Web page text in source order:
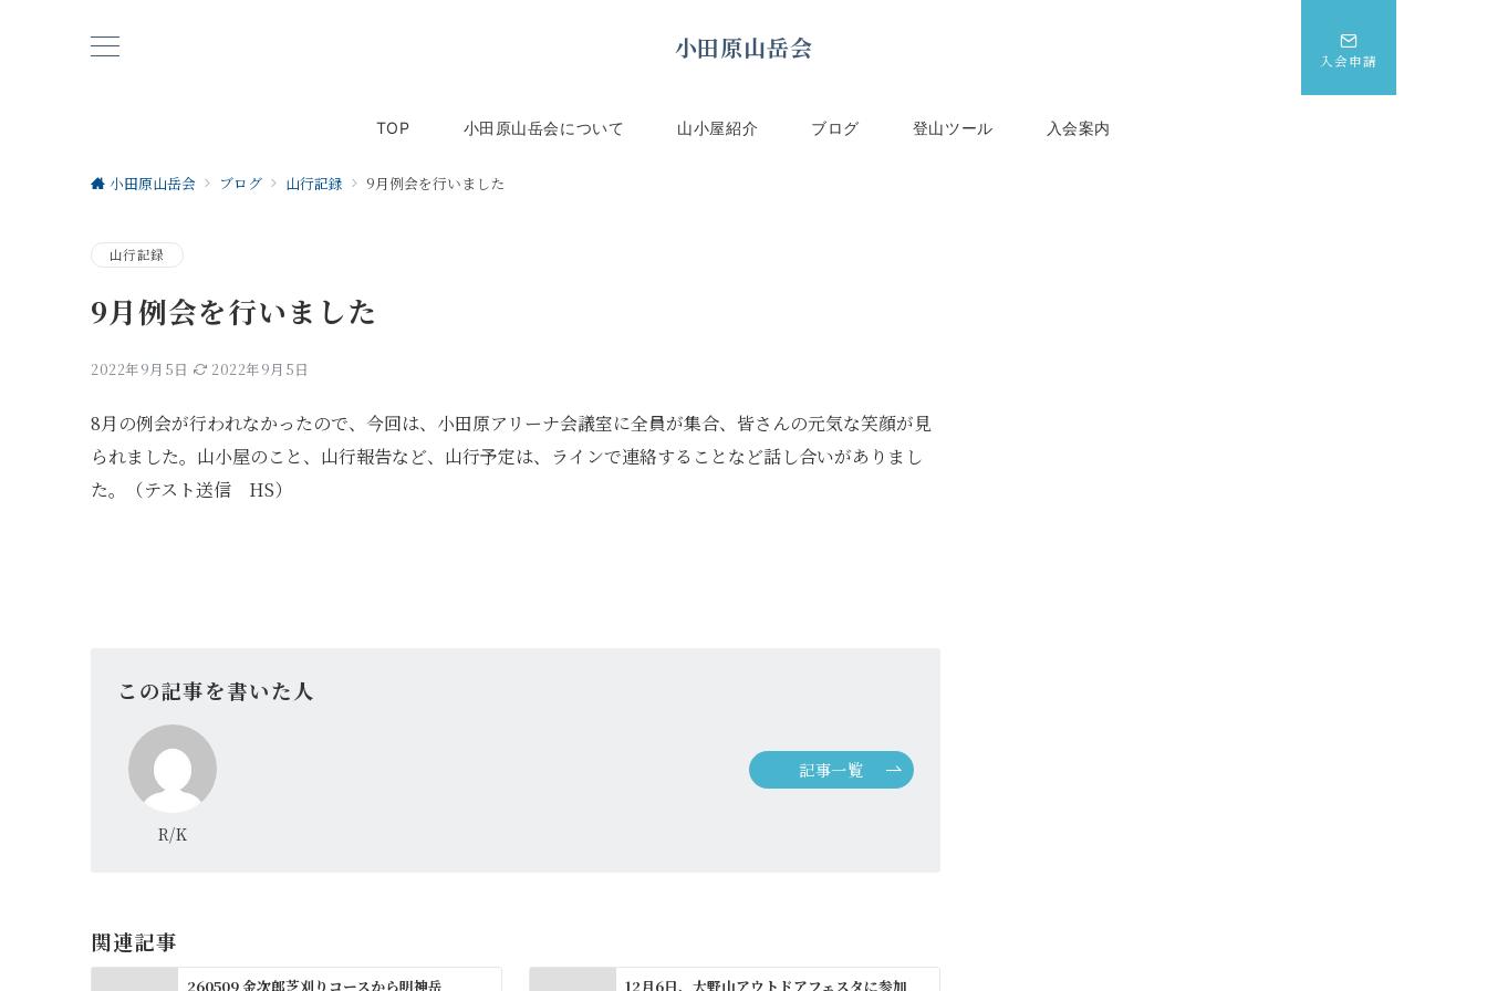
小田原山岳会 入会申請
TOP 小田原山岳会について 山小屋紹介 ブログ 登山ツール 入会案内
小田原山岳会 ブログ 山行記録 9月例会を行いました
山行記録
9月例会を行いました
2022年9月5日 2022年9月5日
8月の例会が行われなかったので、今回は、小田原アリーナ会議室に全員が集合、皆さんの元気な笑顔が見
られました。山小屋のこと、山行報告など、山行予定は、ラインで連絡することなど話し合いがありまし
た。（テスト送信 HS）
この記事を書いた人
R/K
記事一覧
関連記事
260509 金次郎芝刈りコースから明神岳 12月6日、大野山アウトドアフェスタに参加